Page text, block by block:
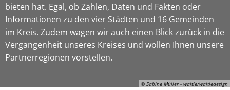
© Sabine Müller - waltle/waltledesign
bieten hat. Egal, ob Zahlen, Daten und Fakten oder
Informationen zu den vier Städten und 16 Gemeinden
im Kreis. Zudem wagen wir auch einen Blick zurück in die
Vergangenheit unseres Kreises und wollen Ihnen unsere
Partnerregionen vorstellen.